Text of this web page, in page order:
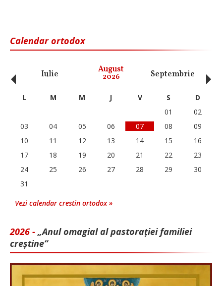
Calendar ortodox
Iulie August
2026 Septembrie
‹ L M M J V S
D
01
02
03
04 05 06 07 08
09
10
11 12 13 14 15
16
17
18 19 20 21 22
23
24
25 26 27 28 29
30
31
Vezi calendar crestin ortodox »
2026 - „Anul omagial al pastorației familiei
creștine”